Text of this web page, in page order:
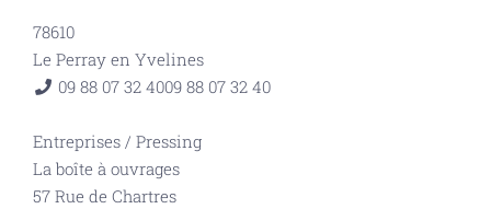
78610
Le Perray en Yvelines
09 88 07 32 4009 88 07 32 40
Entreprises / Pressing
La boîte à ouvrages
57 Rue de Chartres